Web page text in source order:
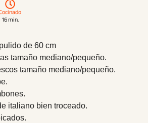
16 min.
de 60 cm
tamaño mediano/pequeño.
tamaño mediano/pequeño.
italiano bien troceado.